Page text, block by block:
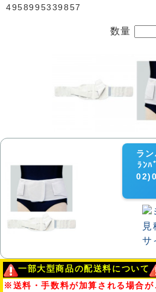
4958995339857
数量
ラ
ﾗﾝﾊ
一部大型商品の配送料について
※送料・手数料が加算される場合が